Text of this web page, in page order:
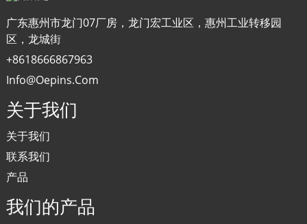
广东惠州市龙门07厂房，龙门宏工业区，惠州工业转移园
区，龙城街
+8618666867963
Info@oepins.com
关于我们
关于我们
联系我们
产品
我们的产品